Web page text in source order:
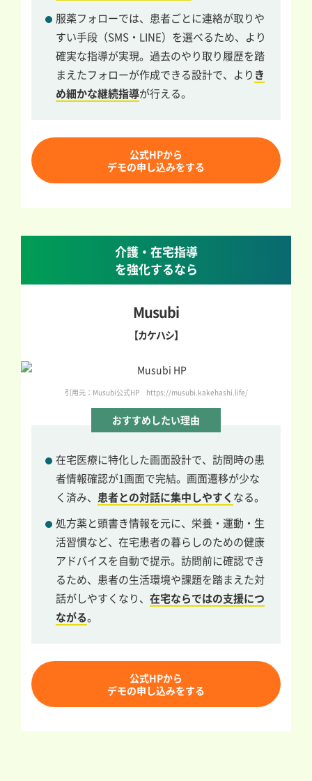
服薬フォローでは、患者ごとに連絡が取りや
すい手段（SMS・LINE）を選べるため、より
確実な指導が実現。過去のやり取り履歴を踏
まえたフォローが作成できる設計で、より き
め細かな継続指導が行える。
公式HPから
デモの申し込みをする
介護・在宅指導
を強化するなら
Musubi
【カケハシ】
引用元：Musubi公式HP https://musubi.kakehashi.life/
おすすめしたい理由
在宅医療に特化した画面設計で、訪問時の患
者情報確認が1画面で完結。画面遷移が少な
く済み、 患者との対話に集中しやすく なる。
処方薬と頭書き情報を元に、栄養・運動・生
活習慣など、在宅患者の暮らしのための健康
アドバイスを自動で提示。訪問前に確認でき
るため、患者の生活環境や課題を踏まえた対
話がしやすくなり、在宅ならではの支援につ
ながる。
公式HPから
デモの申し込みをする